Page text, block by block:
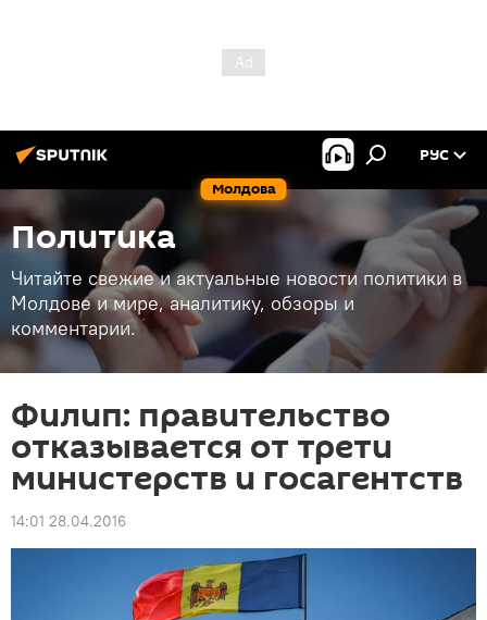
Молдова
РУС
Политика
Читайте свежие и актуальные новости политики в
Молдове и мире, аналитику, обзоры и
комментарии.
Филип: правительство
отказывается от трети
министерств и госагентств
14:01 28.04.2016